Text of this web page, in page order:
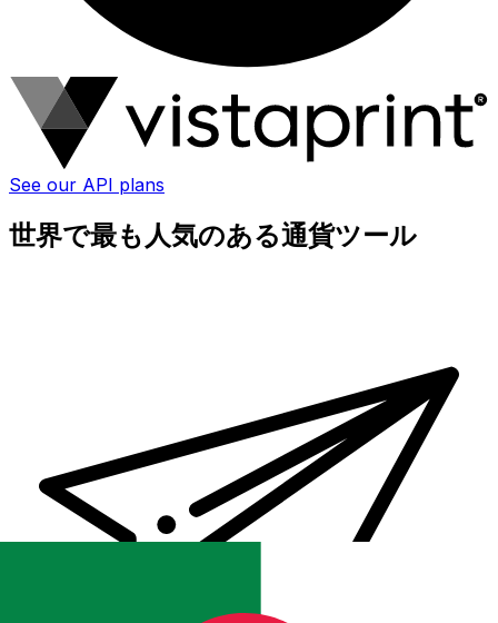
See our API plans
世界で最も人気のある通貨ツール